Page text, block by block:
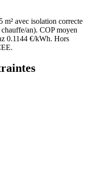
m² avec isolation correcte
an). COP moyen
0.1144 €/kWh. Hors